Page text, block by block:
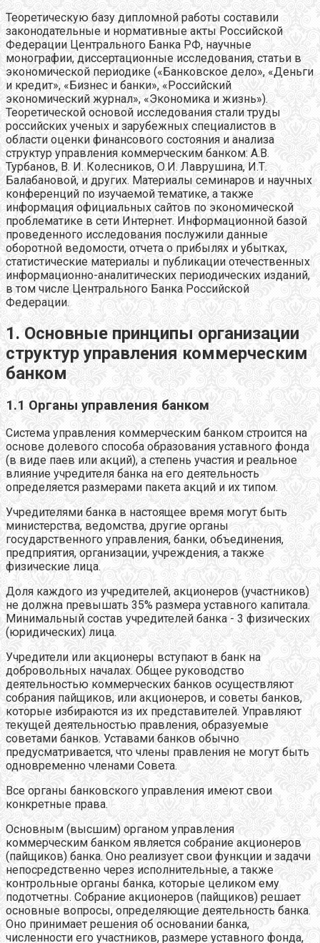
Теоретическую базу дипломной работы составили
законодательные и нормативные акты Российской
Федерации Центрального Банка РФ, научные
монографии, диссертационные исследования, статьи в
экономической периодике («Банковское дело», «Деньги
и кредит», «Бизнес и банки», «Российский
экономический журнал», «Экономика и жизнь»).
Теоретической основой исследования стали труды
российских ученых и зарубежных специалистов в
области оценки финансового состояния и анализа
структур управления коммерческим банком: А.В.
Турбанов, В. И. Колесников, О.И. Лаврушина, И.Т.
Балабановой, и других. Материалы семинаров и научных
конференций по изучаемой тематике, а также
информация официальных сайтов по экономической
проблематике в сети Интернет. Информационной базой
проведенного исследования послужили данные
оборотной ведомости, отчета о прибылях и убытках,
статистические материалы и публикации отечественных
информационно-аналитических периодических изданий,
в том числе Центрального Банка Российской
Федерации.
1. Основные принципы организации
структур управления коммерческим
банком
1.1 Органы управления банком
Система управления коммерческим банком строится на
основе долевого способа образования уставного фонда
(в виде паев или акций), а степень участия и реальное
влияние учредителя банка на его деятельность
определяется размерами пакета акций и их типом.
Учредителями банка в настоящее время могут быть
министерства, ведомства, другие органы
государственного управления, банки, объединения,
предприятия, организации, учреждения, а также
физические лица.
Доля каждого из учредителей, акционеров (участников)
не должна превышать 35% размера уставного капитала.
Минимальный состав учредителей банка - 3 физических
(юридических) лица.
Учредители или акционеры вступают в банк на
добровольных началах. Общее руководство
деятельностью коммерческих банков осуществляют
собрания пайщиков, или акционеров, и советы банков,
которые избираются из их представителей. Управляют
текущей деятельностью правления, образуемые
советами банков. Уставами банков обычно
предусматривается, что члены правления не могут быть
одновременно членами Совета.
Все органы банковского управления имеют свои
конкретные права.
Основным (высшим) органом управления
коммерческим банком является собрание акционеров
(пайщиков) банка. Оно реализует свои функции и задачи
непосредственно через исполнительные, а также
контрольные органы банка, которые целиком ему
подотчетны. Собрание акционеров (пайщиков) решает
основные вопросы, определяющие деятельность банка.
Оно принимает решения об основании банка,
численности его участников, размере уставного фонда,